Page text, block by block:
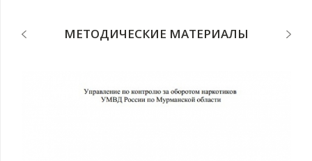
МЕТОДИЧЕСКИЕ МАТЕРИАЛЫ